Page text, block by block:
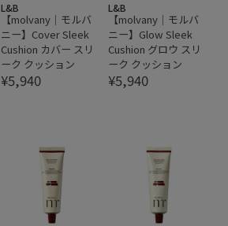
L&B
【molvany｜モルバ
ニー】Cover Sleek
Cushion カバー スリ
ーク クッション
¥5,940
L&B
【molvany｜モルバ
ニー】Glow Sleek
Cushion グロウ スリ
ーク クッション
¥5,940